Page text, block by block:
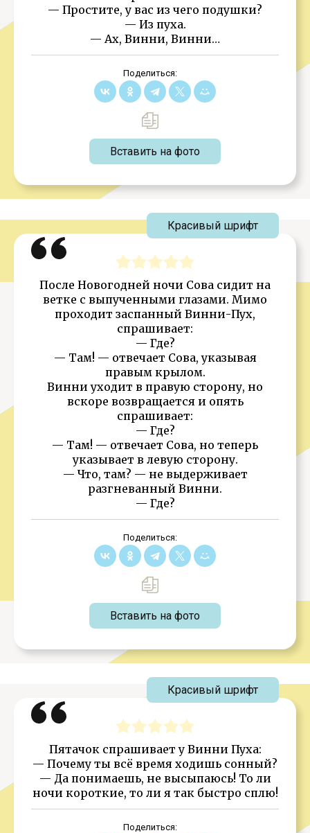
— Простите, у вас из чего подушки?
— Из пуха.
— Ах, Винни, Винни…
Поделиться:
Вставить на фото
После Новогодней ночи Сова сидит на
ветке с выпученными глазами. Мимо
проходит заспанный Винни-Пух,
спрашивает:
— Где?
— Там! — отвечает Сова, указывая
правым крылом.
Винни уходит в правую сторону, но
вскоре возвращается и опять
спрашивает:
— Где?
— Там! — отвечает Сова, но теперь
указывает в левую сторону.
— Что, там? — не выдерживает
разгневанный Винни.
— Где?
Поделиться:
Вставить на фото
Красивый шрифт
Пятачок спрашивает у Винни Пуха:
— Почему ты всё время ходишь сонный?
— Да понимаешь, не высыпаюсь! То ли
ночи короткие, то ли я так быстро сплю!
Поделиться:
Красивый шрифт